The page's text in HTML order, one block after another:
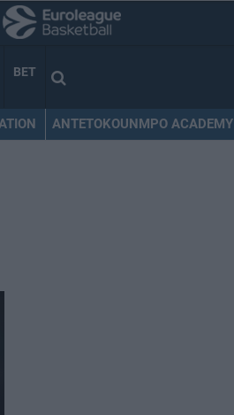
BET
ANTETOKOUNMPO ACADEMY